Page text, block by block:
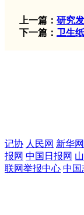
上一篇： 研究
下一篇： 卫生
记协 人民网 新华网
报网 中国日报网
联网举报中心 中国